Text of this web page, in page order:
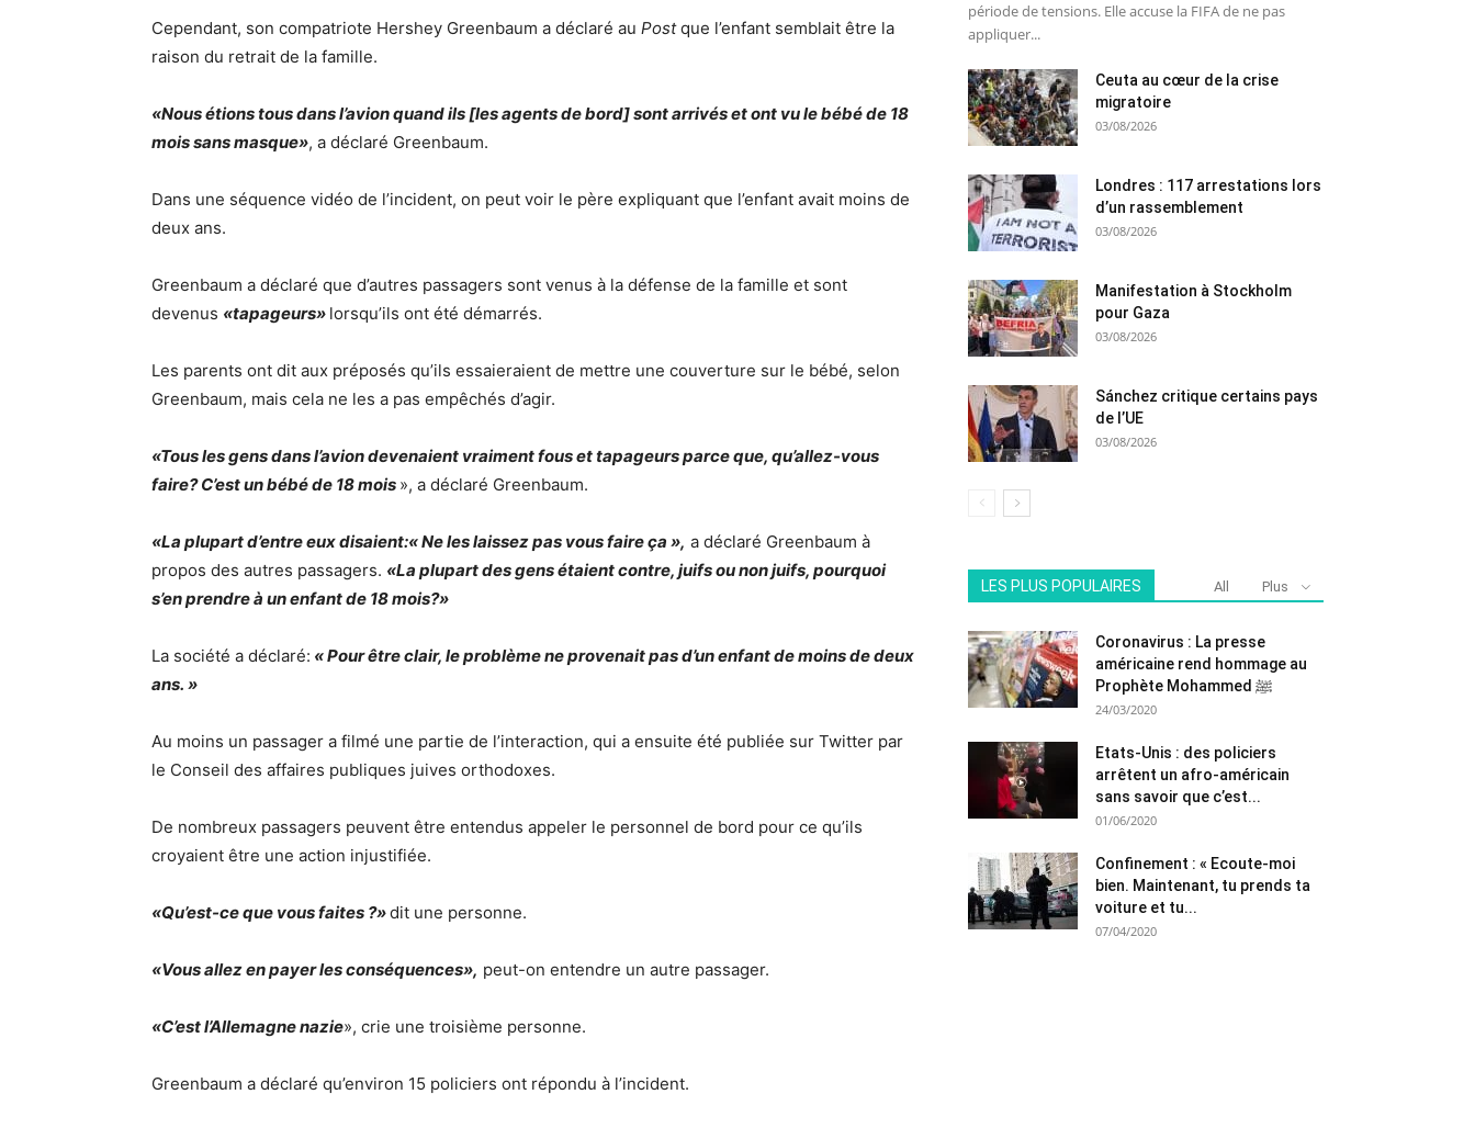
Cependant, son compatriote Hershey Greenbaum a déclaré au Postque l’enfant semblait être la
raison du retrait de la famille.
«Nous étions tous dans l’avion quand ils [les agents de bord] sont arrivés et ont vu le bébé de 18
mois sans masque», a déclaré Greenbaum.
Dans une séquence vidéo de l’incident, on peut voir le père expliquant que l’enfant avait moins de
deux ans.
Greenbaum a déclaré que d’autres passagers sont venus à la défense de la famille et sont
devenus «tapageurs» lorsqu’ils ont été démarrés.
Les parents ont dit aux préposés qu’ils essaieraient de mettre une couverture sur le bébé, selon
Greenbaum, mais cela ne les a pas empêchés d’agir.
«Tous les gens dans l’avion devenaient vraiment fous et tapageurs parce que, qu’allez-vous
faire? C’est un bébé de 18 mois », a déclaré Greenbaum.
«La plupart d’entre eux disaient:« Ne les laissez pas vous faire ça », a déclaré Greenbaum à
propos des autres passagers. «La plupart des gens étaient contre, juifs ou non juifs, pourquoi
s’en prendre à un enfant de 18 mois?»
La société a déclaré: « Pour être clair, le problème ne provenait pas d’un enfant de moins de deux
ans. »
Au moins un passager a filmé une partie de l’interaction, qui a ensuite été publiée sur Twitter par
le Conseil des affaires publiques juives orthodoxes.
De nombreux passagers peuvent être entendus appeler le personnel de bord pour ce qu’ils
croyaient être une action injustifiée.
«Qu’est-ce que vous faites ?»dit une personne.
«Vous allez en payer les conséquences», peut-on entendre un autre passager.
«C’est l’Allemagne nazie», crie une troisième personne.
Greenbaum a déclaré qu’environ 15 policiers ont répondu à l’incident.
période de tensions. Elle accuse la FIFA de ne pas
appliquer...
Ceuta au cœur de la crise
migratoire
03/08/2026
Londres : 117 arrestations lors
d’un rassemblement
03/08/2026
Manifestation à Stockholm
pour Gaza
03/08/2026
Sánchez critique certains pays
de l’UE
03/08/2026
LES PLUS POPULAIRES All Plus
Coronavirus : La presse
américaine rend hommage au
Prophète Mohammed ﷺ
24/03/2020
Etats-Unis : des policiers
arrêtent un afro-américain
sans savoir que c’est...
01/06/2020
Confinement : « Ecoute-moi
bien. Maintenant, tu prends ta
voiture et tu...
07/04/2020